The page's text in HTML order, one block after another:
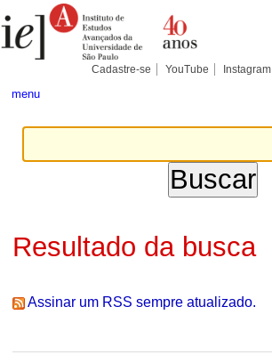
para
conteúdo.
Pessoais
Cadastre-se YouTube Instagram
menu
Resultado da busca
Assinar um RSS sempre atualizado.